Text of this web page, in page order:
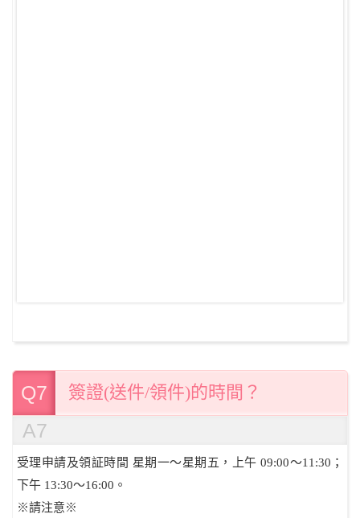
Q7 簽證(送件/領件)的時間？
A7
受理申請及領証時間 星期一～星期五，上午 09:00～11:30；
下午 13:30～16:00。
※請注意※